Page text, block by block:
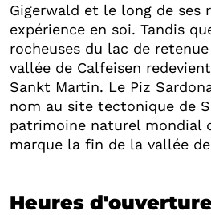
Gigerwald et le long de ses
expérience en soi. Tandis
rocheuses du lac de
vallée de Calfeisen
Sankt Martin. Le Piz
nom au site tectonique de
patrimoine naturel mondial
marque la fin de la vallée
Heures